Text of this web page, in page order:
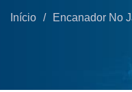
Início / Encanador No